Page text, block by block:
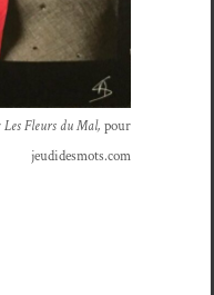
Les Fleurs du Mal, pour
jeudidesmots.com